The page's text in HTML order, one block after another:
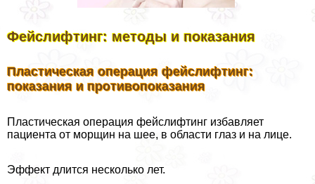
Фейслифтинг: методы и показания
Пластическая операция фейслифтинг:
показания и противопоказания
Пластическая операция фейслифтинг избавляет
пациента от морщин на шее, в области глаз и на лице.
Эффект длится несколько лет.